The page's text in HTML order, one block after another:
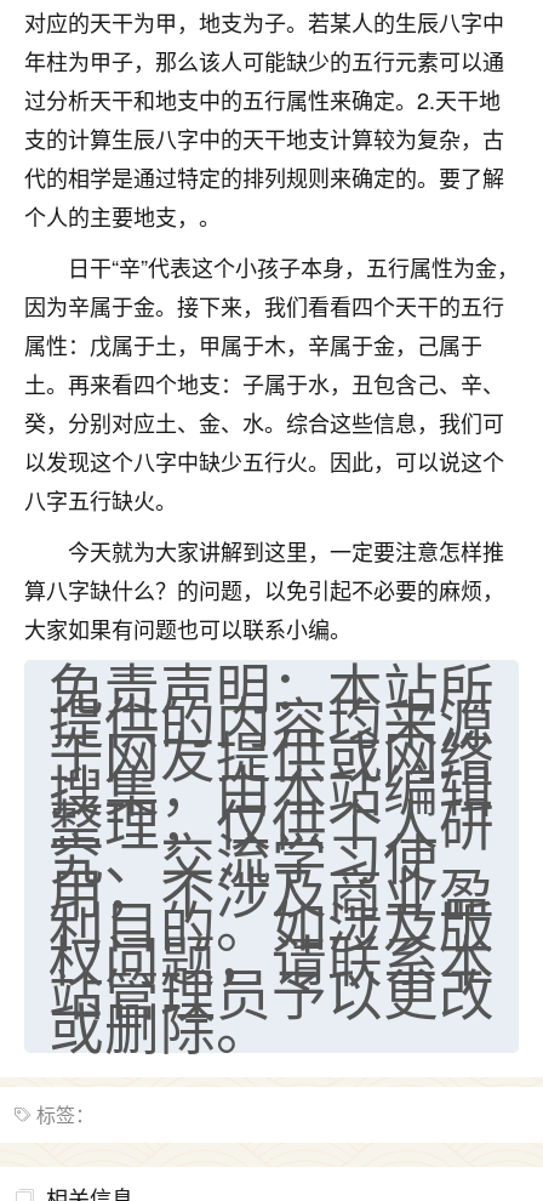
对应的天干为甲，地支为子。若某人的生辰八字中
年柱为甲子，那么该人可能缺少的五行元素可以通
过分析天干和地支中的五行属性来确定。2.天干地
支的计算生辰八字中的天干地支计算较为复杂，古
代的相学是通过特定的排列规则来确定的。要了解
个人的主要地支，。
日干“辛”代表这个小孩子本身，五行属性为金，
因为辛属于金。接下来，我们看看四个天干的五行
属性：戊属于土，甲属于木，辛属于金，己属于
土。再来看四个地支：子属于水，丑包含己、辛、
癸，分别对应土、金、水。综合这些信息，我们可
以发现这个八字中缺少五行火。因此，可以说这个
八字五行缺火。
今天就为大家讲解到这里，一定要注意怎样推
算八字缺什么？的问题，以免引起不必要的麻烦，
大家如果有问题也可以联系小编。
免责声明：本站所
提供的内容均来源
于网友提供或网络
搜集，由本站编辑
整理，仅供个人研
究、交流学习使
用，不涉及商业盈
利目的。如涉及版
权问题，请联系本
站管理员予以更改
或删除。
标签：
Jessica李
老师做不做超度法事？我想给我奶奶做超度，她今年
刚去世了。
七零老顽童：我母亲前年离世，刚开始我经常
做梦梦见她，后来也是朋友介绍，找到慧来老
师，安排了超度法事，做梦再也没有梦到过
了，一开始是半信半疑的，图个心安，给亡母
超度，现在看来，人不信也不行。
2天前 来自云南 11
优秀的张同学
老师收徒吗？？我对这些很感兴趣
2天前 来自山西 15